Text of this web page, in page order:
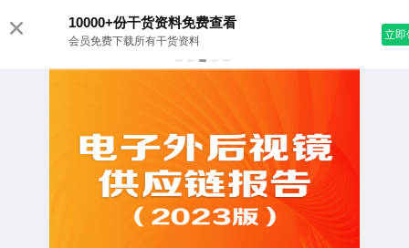
10000+份干货资料免费查看
会员免费下载所有干货资料 立即领取